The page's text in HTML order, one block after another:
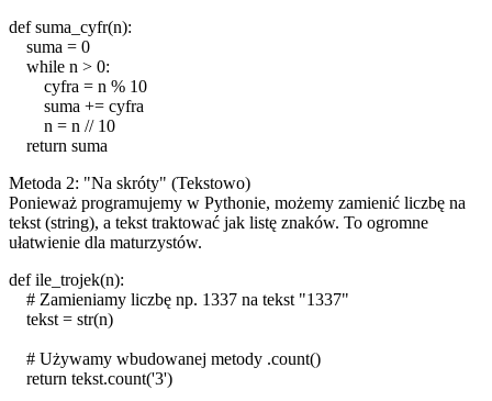
def suma_cyfr(n):
suma = 0
while n > 0:
cyfra = n % 10
suma += cyfra
n = n // 10
return suma
Metoda 2: "Na skróty" (Tekstowo)
Ponieważ programujemy w Pythonie, możemy zamienić liczbę na
tekst (string), a tekst traktować jak listę znaków. To ogromne
ułatwienie dla maturzystów.
def ile_trojek(n):
# Zamieniamy liczbę np. 1337 na tekst "1337"
tekst = str(n)
# Używamy wbudowanej metody .count()
return tekst.count('3')